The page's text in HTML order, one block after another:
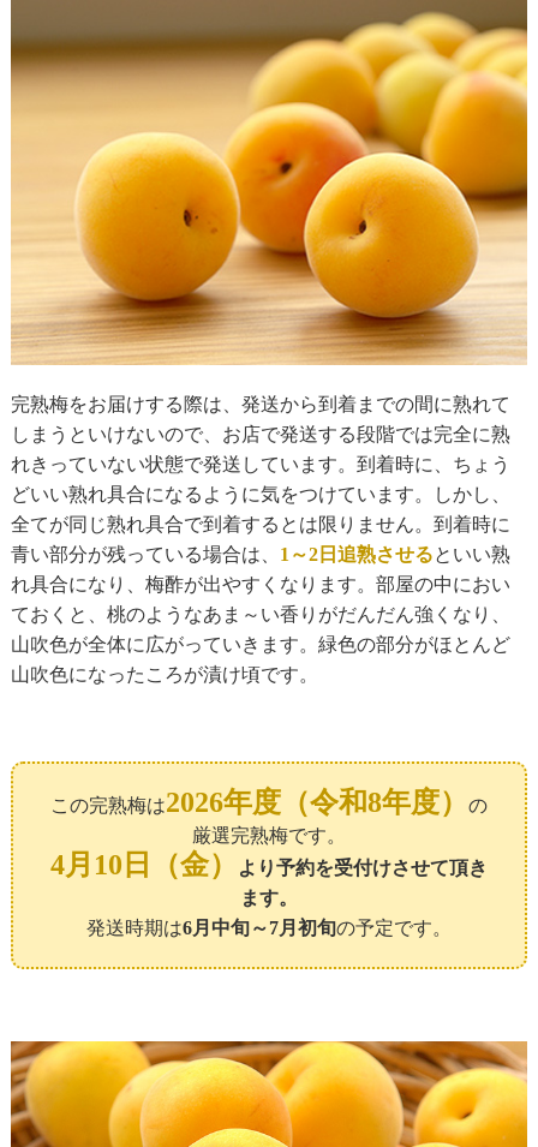
完熟梅をお届けする際は、発送から到着までの間に熟れて
しまうといけないので、お店で発送する段階では完全に熟
れきっていない状態で発送しています。到着時に、ちょう
どいい熟れ具合になるように気をつけています。しかし、
全てが同じ熟れ具合で到着するとは限りません。到着時に
青い部分が残っている場合は、 1～2日追熟させるといい熟
れ具合になり、梅酢が出やすくなります。部屋の中におい
ておくと、桃のようなあま～い香りがだんだん強くなり、
山吹色が全体に広がっていきます。緑色の部分がほとんど
山吹色になったころが漬け頃です。
この完熟梅は2026年度（令和8年度）
の
厳選完熟梅です。
4月10日（金）
より予約を受付けさせて頂き
ます。
発送時期は6月中旬～7月初旬の予定です。